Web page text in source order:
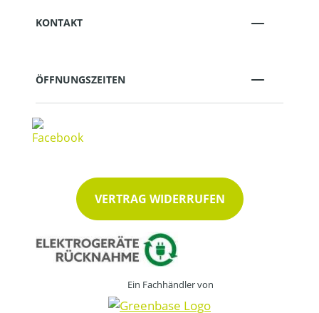
KONTAKT
ÖFFNUNGSZEITEN
VERTRAG WIDERRUFEN
Ein Fachhändler von